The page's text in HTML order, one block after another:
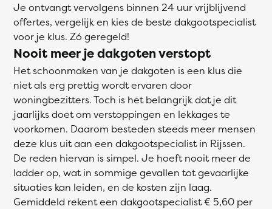
Je ontvangt vervolgens binnen 24 uur vrijblijvend
offertes, vergelijk en kies de beste dakgootspecialist
voor je klus. Zó geregeld!
Nooit meer je dakgoten verstopt
Het schoonmaken van je dakgoten is een klus die
niet als erg prettig wordt ervaren door
woningbezitters. Toch is het belangrijk dat je dit
jaarlijks doet om verstoppingen en lekkages te
voorkomen. Daarom besteden steeds meer mensen
deze klus uit aan een dakgootspecialist in Rijssen.
De reden hiervan is simpel. Je hoeft nooit meer de
ladder op, wat in sommige gevallen tot gevaarlijke
situaties kan leiden, en de kosten zijn laag.
Gemiddeld rekent een dakgootspecialist € 5,60 per